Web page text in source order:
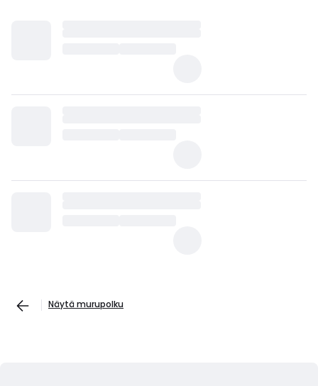
Näytä murupolku